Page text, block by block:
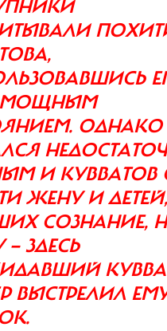
ОДНАКО
И КУВВАТОВ
ЖЕНУ И
СОЗНАНИЕ,
ЗДЕСЬ
ВЫСТРЕЛИЛ